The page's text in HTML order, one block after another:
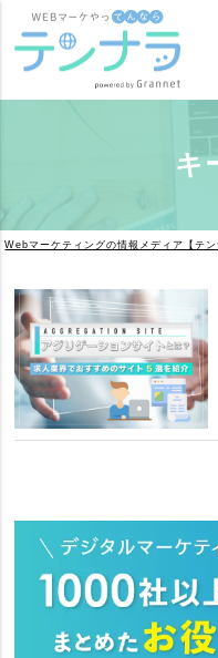
キ
Webマーケティングの情報メディア【テン